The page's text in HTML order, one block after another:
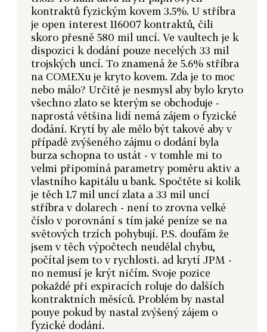
kontraktů fyzickým kovem 3.5%. U stříbra
je open interest 116007 kontraktů, čili
skoro přesně 580 mil uncí. Ve vaultech je k
dispozici k dodání pouze necelých 33 mil
trojských uncí. To znamená že 5.6% stříbra
na COMEXu je kryto kovem. Zda je to moc
nebo málo? Určitě je nesmysl aby bylo kryto
všechno zlato se kterým se obchoduje -
naprostá většina lidí nemá zájem o fyzické
dodání. Krytí by ale mělo být takové aby v
případě zvýšeného zájmu o dodání byla
burza schopna to ustát - v tomhle mi to
velmi připomíná parametry poměru aktiv a
vlastního kapitálu u bank. Spočtěte si kolik
je těch 1.7 mil uncí zlata a 33 mil uncí
stříbra v dolarech - není to zrovna velké
číslo v porovnání s tím jaké peníze se na
světových trzích pohybují. P.S. doufám že
jsem v těch výpočtech neudělal chybu,
počítal jsem to v rychlosti. ad krytí JPM -
no nemusí je krýt ničím. Svoje pozice
pokaždé při expiracích roluje do dalších
kontraktních měsíců. Problém by nastal
pouye pokud by nastal zvýšený zájem o
fyzické dodání.